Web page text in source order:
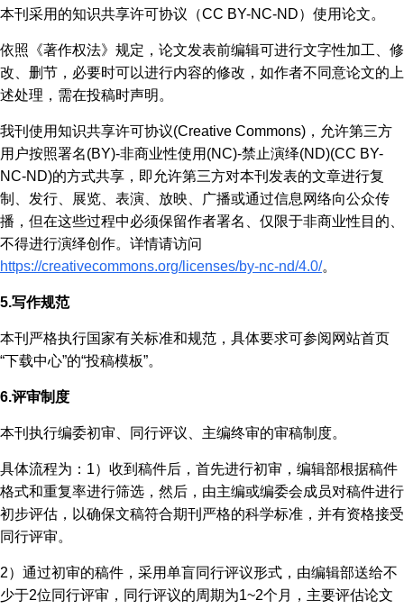
本刊采用的知识共享许可协议（CC BY-NC-ND）使用论文。
依照《著作权法》规定，论文发表前编辑可进行文字性加工、修
改、删节，必要时可以进行内容的修改，如作者不同意论文的上
述处理，需在投稿时声明。
我刊使用知识共享许可协议(Creative Commons)，允许第三方
用户按照署名(BY)-非商业性使用(NC)-禁止演绎(ND)(CC BY-
NC-ND)的方式共享，即允许第三方对本刊发表的文章进行复
制、发行、展览、表演、放映、广播或通过信息网络向公众传
播，但在这些过程中必须保留作者署名、仅限于非商业性目的、
不得进行演绎创作。详情请访问
https://creativecommons.org/licenses/by-nc-nd/4.0/。
5.写作规范
本刊严格执行国家有关标准和规范，具体要求可参阅网站首页
“下载中心”的“投稿模板”。
6.评审制度
本刊执行编委初审、同行评议、主编终审的审稿制度。
具体流程为：1）收到稿件后，首先进行初审，编辑部根据稿件
格式和重复率进行筛选，然后，由主编或编委会成员对稿件进行
初步评估，以确保文稿符合期刊严格的科学标准，并有资格接受
同行评审。
2）通过初审的稿件，采用单盲同行评议形式，由编辑部送给不
少于2位同行评审，同行评议的周期为1~2个月，主要评估论文